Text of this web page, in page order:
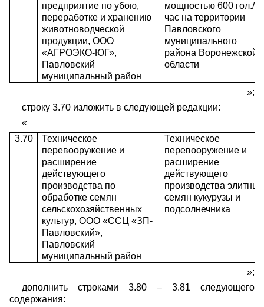
предприятие по убою,
переработке и хранению
животноводческой
продукции, ООО
«АГРОЭКО-ЮГ»,
Павловский
муниципальный район
мощностью 600 гол./
час на территории
Павловского
муниципального
района Воронежской
области
»;
строку 3.70 изложить в следующей редакции:
«
3.70
Техническое
перевооружение и
расширение
действующего
производства по
обработке семян
сельскохозяйственных
культур, ООО «ССЦ «ЗП-
Павловский»,
Павловский
муниципальный район
Техническое
перевооружение и
расширение
действующего
производства элитных
семян кукурузы и
подсолнечника
»;
дополнить строками 3.80 – 3.81 следующего
содержания: